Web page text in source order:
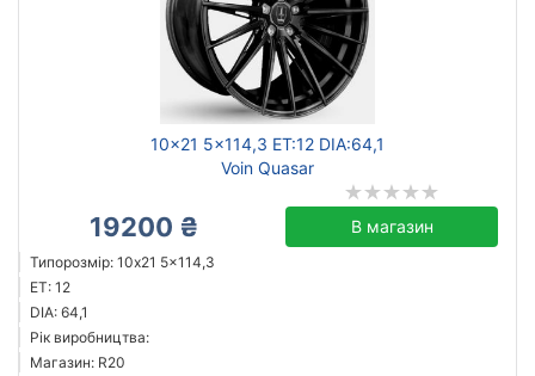
10x21 5x114,3 ET:12 DIA:64,1
Voin Quasar
19200 ₴ В магазин
Типорозмір: 10x21 5x114,3
ET: 12
DIA: 64,1
Рік виробництва:
Магазин: R20